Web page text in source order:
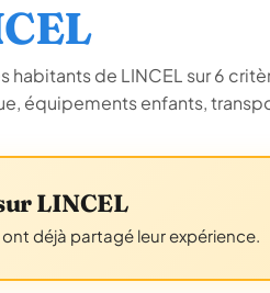
habitants de LINCEL sur 6
équipements enfants,
LINCEL
déjà partagé leur expérience.